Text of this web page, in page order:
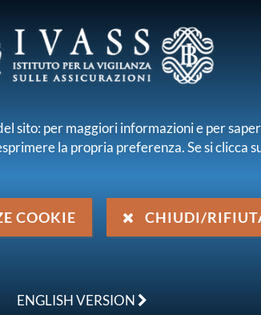
sito: per maggiori informazioni e per
la propria preferenza. Se si clicca
COOKIE CHIUDI/
ENGLISH VERSION